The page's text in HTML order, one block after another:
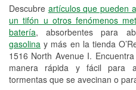
Descubre artículos que pueden
un tifón u otros fenómenos
batería, absorbentes para
gasolina y más en la tienda
1516 North Avenue I.
manera rápida y fácil para
tormentas que se avecinan o
Idiomas
Español